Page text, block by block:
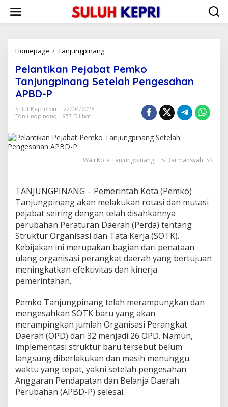
w
Homepage / Tanjungpinang
l
a
n
n
P
j
a
P
e
m
k
o
T
a
n
n
g
p
i
n
a
g
S
e
t
Pelantikan Pejabat Pemko
Tanjungpinang Setelah Pengesahan
APBD-P
SuluhKepri.com
22/04/2026
Tanjungpinang
957 Dilihat
Wali Kota Tanjungpinang, Lis Darmansyah. SK
TANJUNGPINANG – Pemerintah Kota (Pemko)
Tanjungpinang akan melakukan rotasi dan mutasi
pejabat seiring dengan telah disahkannya
perubahan Peraturan Daerah (Perda) tentang
Struktur Organisasi dan Tata Kerja (SOTK).
Kebijakan ini merupakan bagian dari penataan
ulang organisasi perangkat daerah yang bertujuan
meningkatkan efektivitas dan kinerja
pemerintahan.
Pemko Tanjungpinang telah merampungkan dan
mengesahkan SOTK baru yang akan
merampingkan jumlah Organisasi Perangkat
Daerah (OPD) dari 32 menjadi 26 OPD. Namun,
implementasi struktur baru tersebut belum
langsung diberlakukan dan masih menunggu
waktu yang tepat, yakni setelah pengesahan
Anggaran Pendapatan dan Belanja Daerah
Perubahan (APBD-P) selesai.